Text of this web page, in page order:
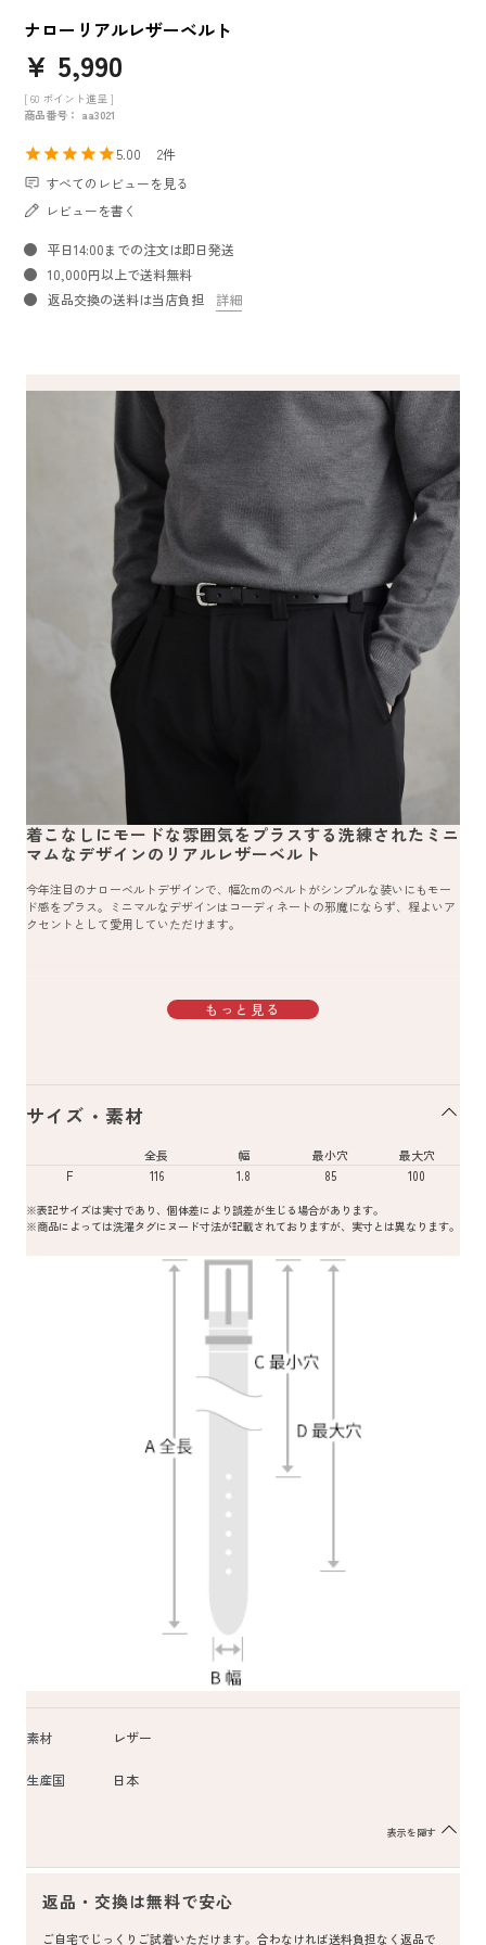
ナローリアルレザーベルト
¥ 5,990
[ 60 ポイント進呈 ]
商品番号
aa3021
5.00
2
すべてのレビューを見る
レビューを書く
平日14:00までの注文は即日発送
10,000円以上で送料無料
返品交換の送料は当店負担
詳細
着こなしにモードな雰囲気をプラスする洗練されたミニ
マムなデザインのリアルレザーベルト
今年注目のナローベルトデザインで、幅2cmのベルトがシンプルな装いにもモー
ド感をプラス。ミニマルなデザインはコーディネートの邪魔にならず、程よいア
クセントとして愛用していただけます。
もっと見る
サイズ・素材
全長 幅 最小穴
最大穴
F
116 1.8 85 100
※表記サイズは実寸であり、個体差により誤差が生じる場合があります。
※商品によっては洗濯タグにヌード寸法が記載されておりますが、実寸とは異なります。
素材 レザー
生産国 日本
表示を隠す
返品・交換は無料で安心
ご自宅でじっくりご試着いただけます。合わなければ送料負担なく返品で